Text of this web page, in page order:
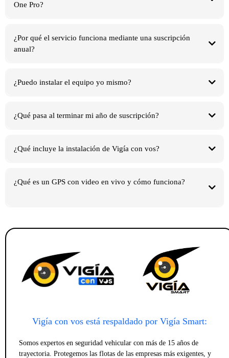
One Pro?
¿Por qué el servicio funciona mediante una suscripción
anual?
¿Puedo instalar el equipo yo mismo?
¿Qué pasa al terminar mi año de suscripción?
¿Qué incluye la instalación de Vigía con vos?
¿Qué es un GPS con video en vivo y cómo funciona?
Vigía con vos está respaldado por Vigía Smart:
Somos expertos en seguridad vehicular con más de 15 años de
trayectoria. Protegemos las flotas de las empresas más exigentes, y